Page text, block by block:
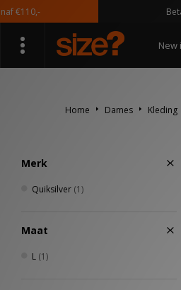
€110,-
New
Home Dames Kleding
Merk
Quiksilver (1)
Maat
L (1)